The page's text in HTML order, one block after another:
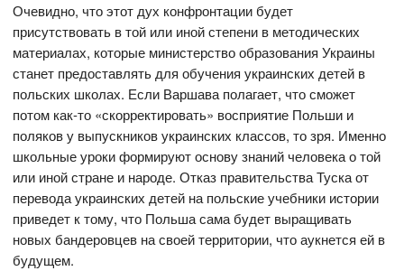
Очевидно, что этот дух конфронтации будет
присутствовать в той или иной степени в методических
материалах, которые министерство образования Украины
станет предоставлять для обучения украинских детей в
польских школах. Если Варшава полагает, что сможет
потом как-то «скорректировать» восприятие Польши и
поляков у выпускников украинских классов, то зря. Именно
школьные уроки формируют основу знаний человека о той
или иной стране и народе. Отказ правительства Туска от
перевода украинских детей на польские учебники истории
приведет к тому, что Польша сама будет выращивать
новых бандеровцев на своей территории, что аукнется ей в
будущем.